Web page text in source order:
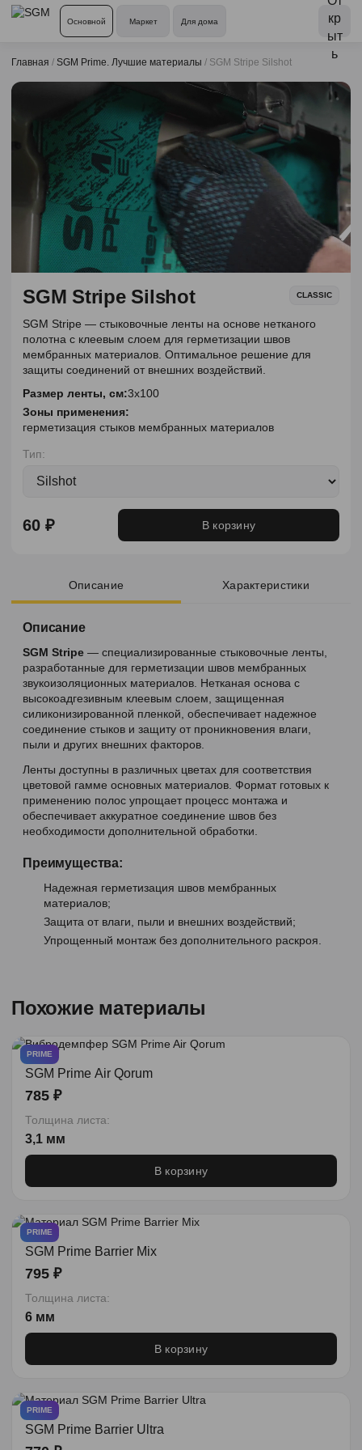
Основной Маркет Для дома
Главная / SGM Prime. Лучшие материалы / SGM Stripe Silshot
SGM Stripe Silshot CLASSIC
SGM Stripe — стыковочные ленты на основе нетканого
полотна с клеевым слоем для герметизации швов
мембранных материалов. Оптимальное решение для
защиты соединений от внешних воздействий.
Размер ленты, см:3х100
Зоны применения:
герметизация стыков мембранных материалов
Тип:
60 ₽ В корзину
Описание Характеристики
Описание
SGM Stripe — специализированные стыковочные ленты,
разработанные для герметизации швов мембранных
звукоизоляционных материалов. Нетканая основа с
высокоадгезивным клеевым слоем, защищенная
силиконизированной пленкой, обеспечивает надежное
соединение стыков и защиту от проникновения влаги,
пыли и других внешних факторов.
Ленты доступны в различных цветах для соответствия
цветовой гамме основных материалов. Формат готовых к
применению полос упрощает процесс монтажа и
обеспечивает аккуратное соединение швов без
необходимости дополнительной обработки.
Преимущества:
Надежная герметизация швов мембранных
материалов;
Защита от влаги, пыли и внешних воздействий;
Упрощенный монтаж без дополнительного раскроя.
Похожие материалы
PRIME
SGM Prime Air Qorum
785 ₽
Толщина листа:
3,1 мм
В корзину
PRIME
SGM Prime Barrier Mix
795 ₽
Толщина листа:
6 мм
В корзину
PRIME
SGM Prime Barrier Ultra